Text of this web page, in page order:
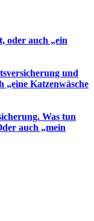
oder auch „ein
und
„eine Katzenwäsche
Was tun
auch „mein